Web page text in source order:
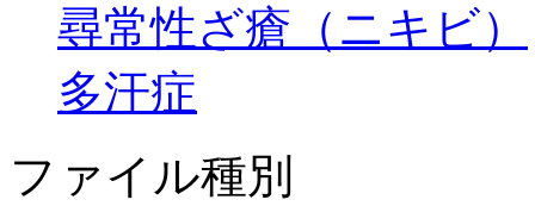
尋常性ざ瘡（ニキビ）
多汗症
ファイル種別